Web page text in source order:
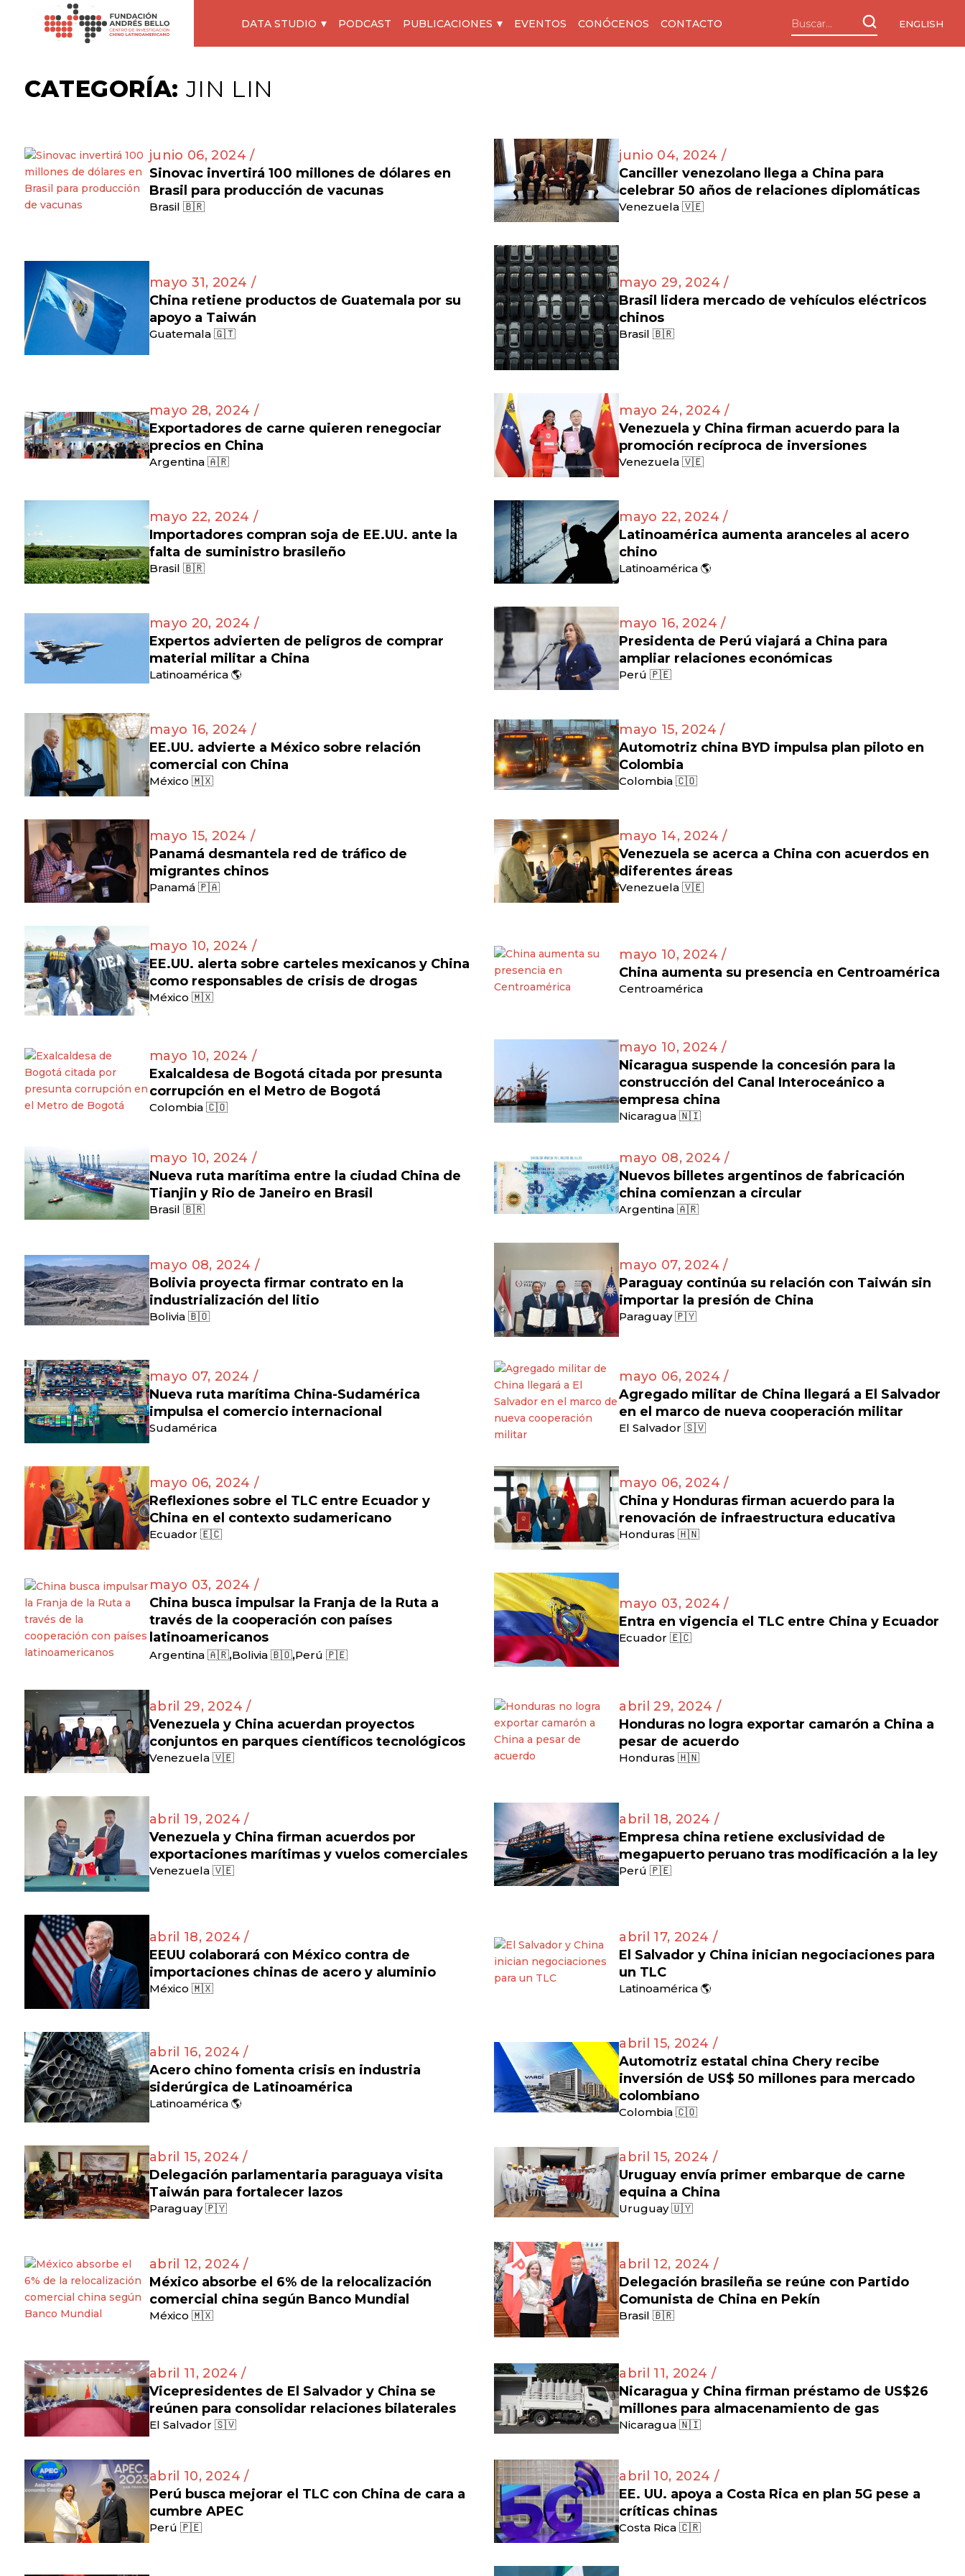
DATA STUDIO PODCAST PUBLICACIONES EVENTOS CONÓCENOS CONTACTO ENGLISH
CATEGORÍA: JIN LIN
junio 06, 2024 /
Sinovac invertirá 100 millones de dólares en
Brasil para producción de vacunas
Brasil 🇧🇷
junio 04, 2024 /
Canciller venezolano llega a China para
celebrar 50 años de relaciones diplomáticas
Venezuela 🇻🇪
mayo 31, 2024 /
China retiene productos de Guatemala por su
apoyo a Taiwán
Guatemala 🇬🇹
mayo 29, 2024 /
Brasil lidera mercado de vehículos eléctricos
chinos
Brasil 🇧🇷
mayo 28, 2024 /
Exportadores de carne quieren renegociar
precios en China
Argentina 🇦🇷
mayo 24, 2024 /
Venezuela y China firman acuerdo para la
promoción recíproca de inversiones
Venezuela 🇻🇪
mayo 22, 2024 /
Importadores compran soja de EE.UU. ante la
falta de suministro brasileño
Brasil 🇧🇷
mayo 22, 2024 /
Latinoamérica aumenta aranceles al acero
chino
Latinoamérica 🌎
mayo 20, 2024 /
Expertos advierten de peligros de comprar
material militar a China
Latinoamérica 🌎
mayo 16, 2024 /
Presidenta de Perú viajará a China para
ampliar relaciones económicas
Perú 🇵🇪
mayo 16, 2024 /
EE.UU. advierte a México sobre relación
comercial con China
México 🇲🇽
mayo 15, 2024 /
Automotriz china BYD impulsa plan piloto en
Colombia
Colombia 🇨🇴
mayo 15, 2024 /
Panamá desmantela red de tráfico de
migrantes chinos
Panamá 🇵🇦
mayo 14, 2024 /
Venezuela se acerca a China con acuerdos en
diferentes áreas
Venezuela 🇻🇪
mayo 10, 2024 /
EE.UU. alerta sobre carteles mexicanos y China
como responsables de crisis de drogas
México 🇲🇽
mayo 10, 2024 /
China aumenta su presencia en Centroamérica
Centroamérica
mayo 10, 2024 /
Exalcaldesa de Bogotá citada por presunta
corrupción en el Metro de Bogotá
Colombia 🇨🇴
mayo 10, 2024 /
Nicaragua suspende la concesión para la
construcción del Canal Interoceánico a
empresa china
Nicaragua 🇳🇮
mayo 10, 2024 /
Nueva ruta marítima entre la ciudad China de
Tianjin y Rio de Janeiro en Brasil
Brasil 🇧🇷
mayo 08, 2024 /
Nuevos billetes argentinos de fabricación
china comienzan a circular
Argentina 🇦🇷
mayo 08, 2024 /
Bolivia proyecta firmar contrato en la
industrialización del litio
Bolivia 🇧🇴
mayo 07, 2024 /
Paraguay continúa su relación con Taiwán sin
importar la presión de China
Paraguay 🇵🇾
mayo 07, 2024 /
Nueva ruta marítima China-Sudamérica
impulsa el comercio internacional
Sudamérica
mayo 06, 2024 /
Agregado militar de China llegará a El Salvador
en el marco de nueva cooperación militar
El Salvador 🇸🇻
mayo 06, 2024 /
Reflexiones sobre el TLC entre Ecuador y
China en el contexto sudamericano
Ecuador 🇪🇨
mayo 06, 2024 /
China y Honduras firman acuerdo para la
renovación de infraestructura educativa
Honduras 🇭🇳
mayo 03, 2024 /
China busca impulsar la Franja de la Ruta a
través de la cooperación con países
latinoamericanos
Argentina 🇦🇷,Bolivia 🇧🇴,Perú 🇵🇪
mayo 03, 2024 /
Entra en vigencia el TLC entre China y Ecuador
Ecuador 🇪🇨
abril 29, 2024 /
Venezuela y China acuerdan proyectos
conjuntos en parques científicos tecnológicos
Venezuela 🇻🇪
abril 29, 2024 /
Honduras no logra exportar camarón a China a
pesar de acuerdo
Honduras 🇭🇳
abril 19, 2024 /
Venezuela y China firman acuerdos por
exportaciones marítimas y vuelos comerciales
Venezuela 🇻🇪
abril 18, 2024 /
Empresa china retiene exclusividad de
megapuerto peruano tras modificación a la ley
Perú 🇵🇪
abril 18, 2024 /
EEUU colaborará con México contra de
importaciones chinas de acero y aluminio
México 🇲🇽
abril 17, 2024 /
El Salvador y China inician negociaciones para
un TLC
Latinoamérica 🌎
abril 16, 2024 /
Acero chino fomenta crisis en industria
siderúrgica de Latinoamérica
Latinoamérica 🌎
abril 15, 2024 /
Automotriz estatal china Chery recibe
inversión de US$ 50 millones para mercado
colombiano
Colombia 🇨🇴
abril 15, 2024 /
Delegación parlamentaria paraguaya visita
Taiwán para fortalecer lazos
Paraguay 🇵🇾
abril 15, 2024 /
Uruguay envía primer embarque de carne
equina a China
Uruguay 🇺🇾
abril 12, 2024 /
México absorbe el 6% de la relocalización
comercial china según Banco Mundial
México 🇲🇽
abril 12, 2024 /
Delegación brasileña se reúne con Partido
Comunista de China en Pekín
Brasil 🇧🇷
abril 11, 2024 /
Vicepresidentes de El Salvador y China se
reúnen para consolidar relaciones bilaterales
El Salvador 🇸🇻
abril 11, 2024 /
Nicaragua y China firman préstamo de US$26
millones para almacenamiento de gas
Nicaragua 🇳🇮
abril 10, 2024 /
Perú busca mejorar el TLC con China de cara a
cumbre APEC
Perú 🇵🇪
abril 10, 2024 /
EE. UU. apoya a Costa Rica en plan 5G pese a
críticas chinas
Costa Rica 🇨🇷